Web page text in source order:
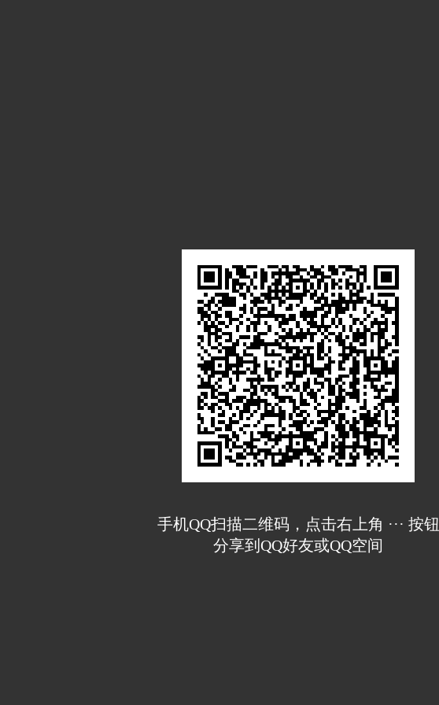
手机QQ扫描二维码，点击右上角 ··· 按钮
分享到QQ好友或QQ空间